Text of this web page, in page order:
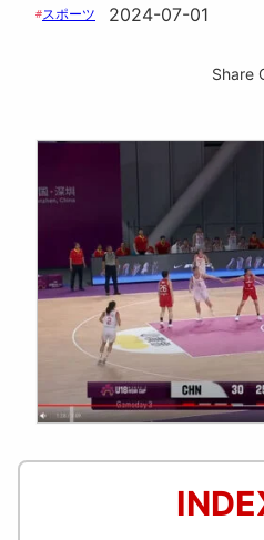
#スポーツ 2024-07-01
Share